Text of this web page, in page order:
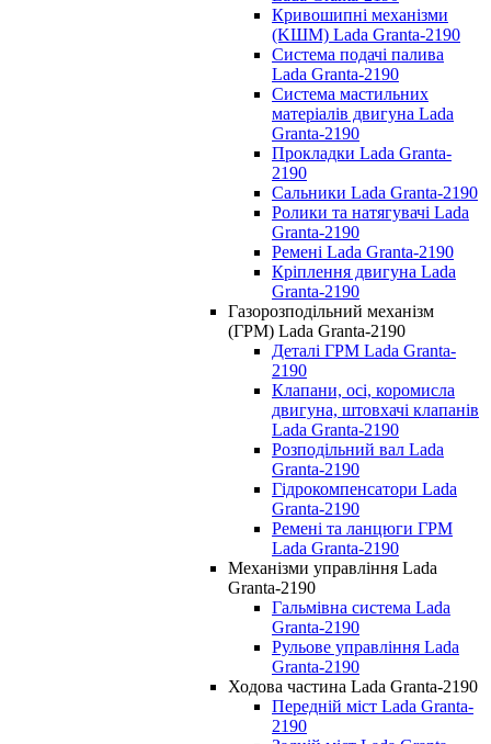
Кривошипні механізми
(KШМ) Lada Granta-2190
Система подачі палива
Lada Granta-2190
Система мастильних
матеріалів двигуна Lada
Granta-2190
Прокладки Lada Granta-
2190
Сальники Lada Granta-2190
Ролики та натягувачі Lada
Granta-2190
Ремені Lada Granta-2190
Кріплення двигуна Lada
Granta-2190
Газорозподільний механізм
(ГРМ) Lada Granta-2190
Деталі ГРМ Lada Granta-
2190
Клапани, осі, коромисла
двигуна, штовхачі клапанів
Lada Granta-2190
Розподільний вал Lada
Granta-2190
Гідрокомпенсатори Lada
Granta-2190
Ремені та ланцюги ГРМ
Lada Granta-2190
Механізми управління Lada
Granta-2190
Гальмівна система Lada
Granta-2190
Рульове управління Lada
Granta-2190
Ходова частина Lada Granta-2190
Передній міст Lada Granta-
2190